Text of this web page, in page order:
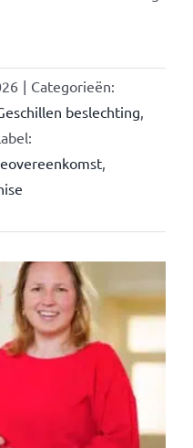
| Categorieën:
beslechting,
,